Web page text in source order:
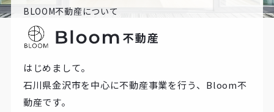
BLOOM不動産について
はじめまして。
石川県金沢市を中心に不動産事業を行う、Bloom不
動産です。